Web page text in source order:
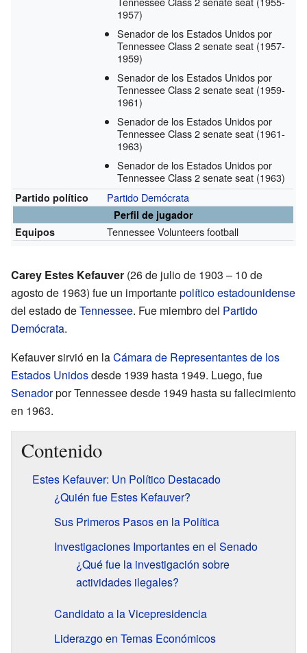
1957)
Senador de los Estados Unidos por
Tennessee Class 2 senate seat (1957-
1959)
Senador de los Estados Unidos por
Tennessee Class 2 senate seat (1959-
1961)
Senador de los Estados Unidos por
Tennessee Class 2 senate seat (1961-
1963)
Senador de los Estados Unidos por
Tennessee Class 2 senate seat (1963)
Partido político Partido Demócrata
Perfil de jugador
Equipos
Tennessee Volunteers football
Carey Estes Kefauver (26 de julio de 1903 – 10 de
agosto de 1963) fue un importantepolíticoestadounidense
del estado deTennessee. Fue miembro del Partido
Demócrata.
Kefauver sirvió en laCámara de Representantes de los
Estados Unidosdesde 1939 hasta 1949. Luego, fue
Senadorpor Tennessee desde 1949 hasta su fallecimiento
en 1963.
Contenido
Estes Kefauver: Un Político Destacado
¿Quién fue Estes Kefauver?
Sus Primeros Pasos en la Política
Investigaciones Importantes en el Senado
¿Qué fue la investigación sobre
actividades ilegales?
Candidato a la Vicepresidencia
Liderazgo en Temas Económicos